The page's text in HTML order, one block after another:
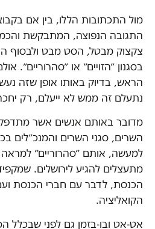
מול התכתובות הללו, בין אם
התגובה הנפוצה, המתבקשת
צקצוק מבטל, הסט מבט ולבסוף
בסגנון ״הזויים״ או ״סהרוריים״.
הראש, בדיוק באותו אופן שזה
נתעלם זה ממש לא ייעלם, רק
מדובר באותם אנשים אשר
השרים, סגני השרים והמנכ״לים
למעשה, אותם ״סהרוריים״
מתעצלים להגיע לירושלים.
הכנסת, לדבר עם חברי הכנסת
הקואליציה.
אט-אט ובו-בזמן גם לפני שבכלל